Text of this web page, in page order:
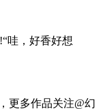
哇，好香好想
更多作品关注@幻